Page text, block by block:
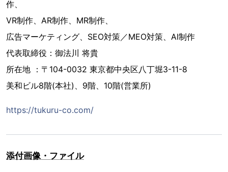
作、
VR制作、AR制作、MR制作、
広告マーケティング、SEO対策／MEO対策、AI制作
代表取締役：御法川 将貴
所在地 ：〒104-0032 東京都中央区八丁堀3-11-8
美和ビル8階(本社)、9階、10階(営業所)
https://tukuru-co.com/
添付画像・ファイル